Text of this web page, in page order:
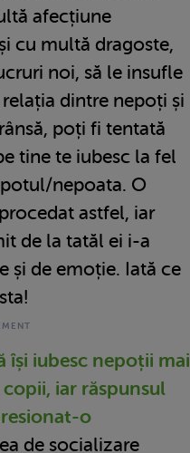
afecțiune
cu multă dragoste,
noi, să le insufle
dintre nepoți și
poți fi tentată
tine te iubesc la fel
nepoata. O
astfel, iar
de la tatăl ei i-a
și de emoție. Iată ce
își iubesc nepoții mai
iar răspunsul
o
de socializare